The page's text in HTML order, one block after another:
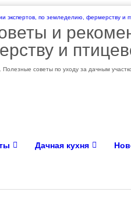
и
и
советы по уходу за дачным
Дачная кухня